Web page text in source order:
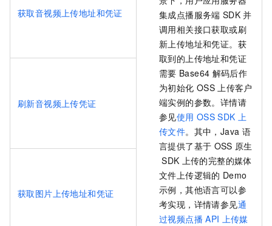
获取音视频上传地址和凭证
集成点播服务端 SDK 并
调用相关接口获取或刷
新上传地址和凭证。获
取到的上传地址和凭证
需要 Base64 解码后作
为初始化 OSS 上传客户
端实例的参数。详情请
参见使用 OSS SDK 上
传文件。其中，Java 语
言提供了基于 OSS 原生
SDK 上传的完整的媒体
文件上传逻辑的 Demo
示例，其他语言可以参
考实现，详情请参见通
过视频点播 API 上传媒
刷新音视频上传凭证
获取图片上传地址和凭证